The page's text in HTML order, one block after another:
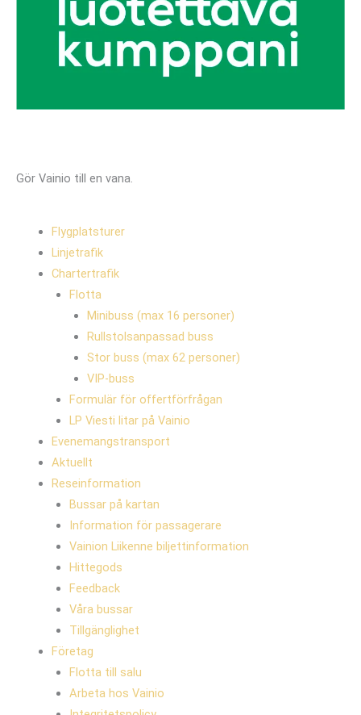
Gör Vainio till en vana.
Flygplatsturer
Linjetrafik
Chartertrafik
Flotta
Minibuss (max 16 personer)
Rullstolsanpassad buss
Stor buss (max 62 personer)
VIP-buss
Formulär för offertförfrågan
LP Viesti litar på Vainio
Evenemangstransport
Aktuellt
Reseinformation
Bussar på kartan
Information för passagerare
Vainion Liikenne biljettinformation
Hittegods
Feedback
Våra bussar
Tillgänglighet
Företag
Flotta till salu
Arbeta hos Vainio